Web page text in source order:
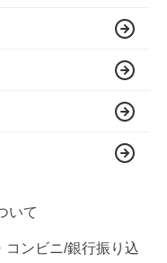
いて
コンビニ/銀行振り込